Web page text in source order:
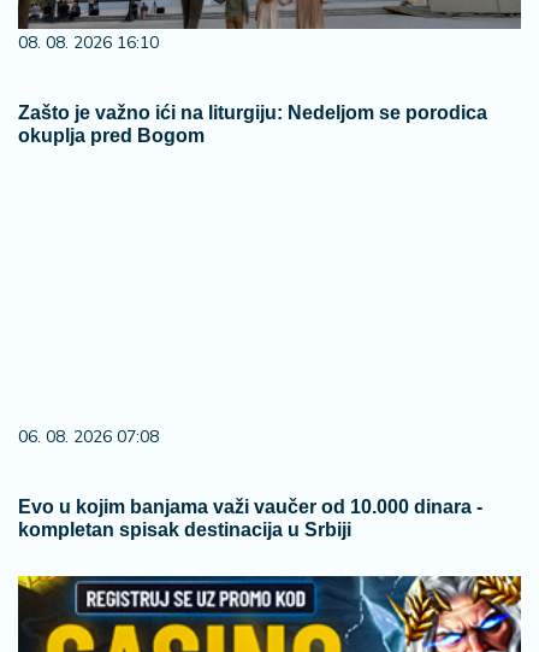
08. 08. 2026 16:10
Zašto je važno ići na liturgiju: Nedeljom se porodica
okuplja pred Bogom
06. 08. 2026 07:08
Evo u kojim banjama važi vaučer od 10.000 dinara -
kompletan spisak destinacija u Srbiji